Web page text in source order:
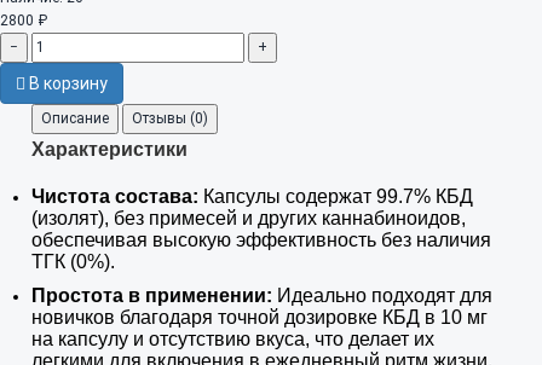
2800 ₽
−
+
В корзину
Описание Отзывы (0)
Характеристики
Чистота состава: Капсулы содержат 99.7% КБД
(изолят), без примесей и других каннабиноидов,
обеспечивая высокую эффективность без наличия
ТГК (0%).
Простота в применении: Идеально подходят для
новичков благодаря точной дозировке КБД в 10 мг
на капсулу и отсутствию вкуса, что делает их
легкими для включения в ежедневный ритм жизни.